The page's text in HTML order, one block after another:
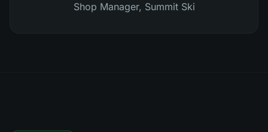
Shop Manager, Summit Ski